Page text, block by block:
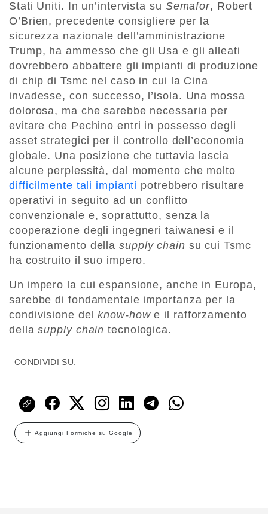
Stati Uniti. In un’intervista su Semafor, Robert
O’Brien, precedente consigliere per la
sicurezza nazionale dell’amministrazione
Trump, ha ammesso che gli Usa e gli alleati
dovrebbero abbattere gli impianti di produzione
di chip di Tsmc nel caso in cui la Cina
invadesse, con successo, l’isola. Una mossa
dolorosa, ma che sarebbe necessaria per
evitare che Pechino entri in possesso degli
asset strategici per il controllo dell’economia
globale. Una posizione che tuttavia lascia
alcune perplessità, dal momento che molto
difficilmente tali impianti potrebbero risultare
operativi in seguito ad un conflitto
convenzionale e, soprattutto, senza la
cooperazione degli ingegneri taiwanesi e il
funzionamento della supply chain su cui Tsmc
ha costruito il suo impero.
Un impero la cui espansione, anche in Europa,
sarebbe di fondamentale importanza per la
condivisione delknow-howe il rafforzamento
dellasupply chain tecnologica.
CONDIVIDI SU:
Aggiungi Formiche su Google